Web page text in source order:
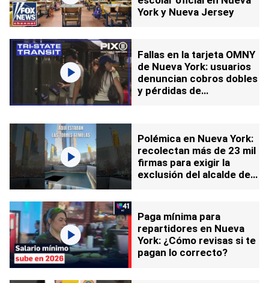
York y Nueva Jersey
Fallas en la tarjeta OMNY
de Nueva York: usuarios
denuncian cobros dobles
y pérdidas de
Polémica en Nueva York:
recolectan más de 23 mil
firmas para exigir la
exclusión del alcalde del
Paga mínima para
repartidores en Nueva
York: ¿Cómo revisas si te
pagan lo correcto?